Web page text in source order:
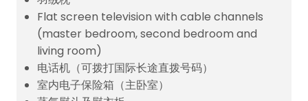
Flat screen television with cable channels
(master bedroom, second bedroom and
living room)
电话机（可拨打国际长途直拨号码）
室内电子保险箱（主卧室）